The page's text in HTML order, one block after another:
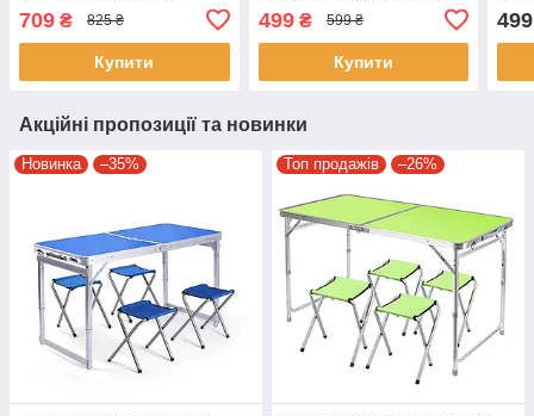
709 ₴ 825 ₴
Купити
499₴ 599 ₴
Купити
499
Акційні пропозиції та новинки
Новинка –35% Топ продажів –26%